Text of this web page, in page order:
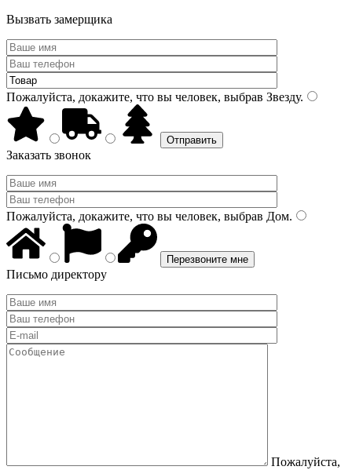
Вызвать замерщика
Пожалуйста, докажите, что вы человек, выбрав Звезду.
Заказать звонок
Пожалуйста, докажите, что вы человек, выбрав Дом.
Письмо директору
Пожалуйста,